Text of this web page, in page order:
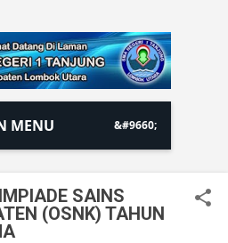
MENU
SAINS
(OSNK) TAHUN